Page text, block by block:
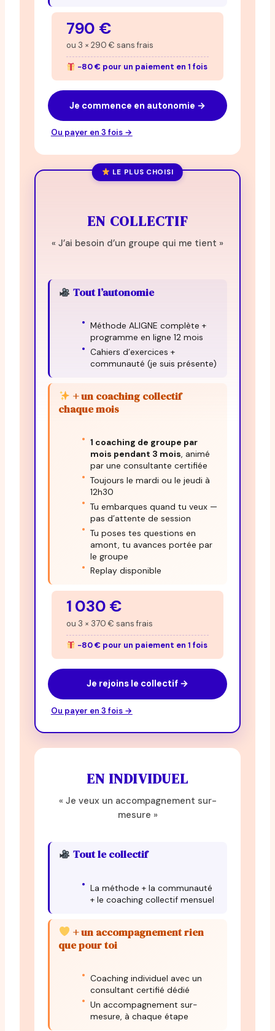
790 €
ou 3 × 290 € sans frais
−80 € pour un paiement en 1 fois
Je commence en autonomie →
Ou payer en 3 fois →
LE PLUS CHOISI
EN COLLECTIF
« J’ai besoin d’un groupe qui me tient »
Tout l’autonomie
Méthode ALIGNE complète +
programme en ligne 12 mois
Cahiers d’exercices +
communauté (je suis présente)
+ un coaching collectif
chaque mois
1 coaching de groupe par
mois pendant 3 mois, animé
par une consultante certifiée
Toujours le mardi ou le jeudi à
12h30
Tu embarques quand tu veux —
pas d’attente de session
Tu poses tes questions en
amont, tu avances portée par
le groupe
Replay disponible
1 030 €
ou 3 × 370 € sans frais
−80 € pour un paiement en 1 fois
Je rejoins le collectif →
Ou payer en 3 fois →
EN INDIVIDUEL
« Je veux un accompagnement sur-
mesure »
Tout le collectif
La méthode + la communauté
+ le coaching collectif mensuel
+ un accompagnement rien
que pour toi
Coaching individuel avec un
consultant certifié dédié
Un accompagnement sur-
mesure, à chaque étape